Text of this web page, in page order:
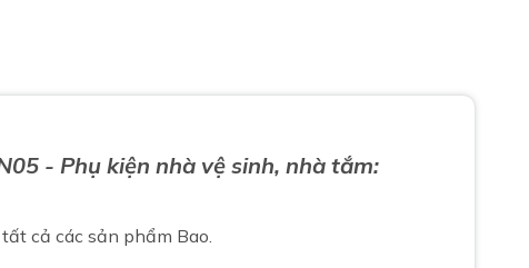
bồn cầu nhà trọ giá rẻ
Máy nước nóng năng lượng
- Phụ kiện nhà vệ sinh, nhà tắm:
cả các sản phẩm Bao.